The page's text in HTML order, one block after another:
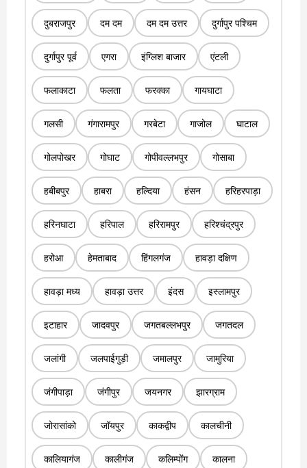
दुबराजपुर दम दम दम दम उत्तर दुर्गापुर पश्चिम
दुर्गापुर पूर्व एगरा इंग्लिश बाजार एंटली
फलाकाटा फलता फरक्का गायघाटा
गलसी गंगारामपुर गरबेटा गाजोल घाटाल
गोलपोखर गोघाट गोपीवल्लभपुर गोसाबा
हबीबपुर हाबरा हल्दिया हंसन हरिहरपाड़ा
हरिनघाटा हरिपाल हरिरामपुर हरिश्चंद्रपुर
हरोआ हेमताबाद हिंगलगंज हावड़ा दक्षिण
हावड़ा मध्य हावड़ा उत्तर इंदस इस्लामपुर
इटाहार जादवपुर जगतबल्लभपुर जगतदल
जलांगी जलपाईगुड़ी जमालपुर जामुरिया
जंगीपाड़ा जंगीपुर जयनगर झारग्राम
जोरासांको जॉयपुर काकद्वीप कालचीनी
कालियागंज कालीगंज कलिम्पोंग कालना